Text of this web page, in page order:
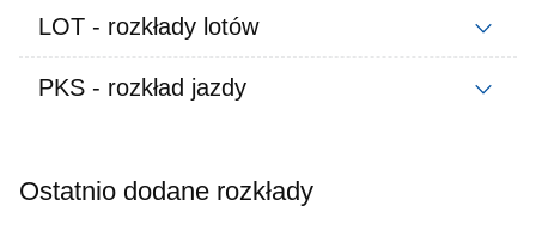
LOT - rozkłady lotów
PKS - rozkład jazdy
Ostatnio dodane rozkłady